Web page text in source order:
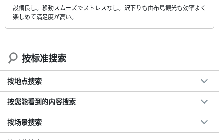
設備良し。移動スムーズでストレスなし。沢下りも由布島観光も効率よく
楽しめて満足度が高い。
按标准搜索
按地点搜索
按您能看到的内容搜索
按场景搜索